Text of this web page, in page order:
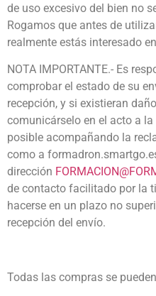
de uso excesivo del bien no
Rogamos que antes de
realmente estás interesado
NOTA IMPORTANTE.- Es
comprobar el estado de su
recepción, y si existieran
comunicárselo en el acto a
posible acompañando la
como a
dirección
de contacto facilitado por la
hacerse en un plazo no
recepción del envío.
Todas las compras se